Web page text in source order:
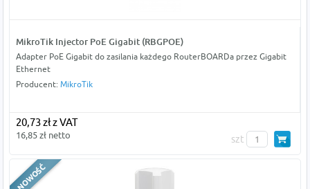
MikroTik Injector PoE Gigabit (RBGPOE)
Adapter PoE Gigabit do zasilania każdego RouterBOARDa przez Gigabit
Ethernet
Producent: MikroTik
20,73 zł z VAT
16,85 zł netto szt